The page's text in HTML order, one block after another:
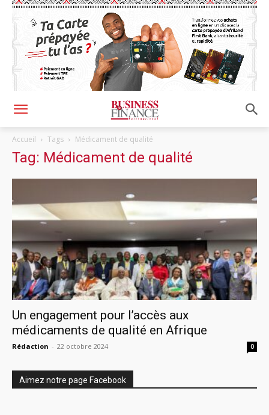
Accueil Tags Médicament de qualité
Tag: Médicament de qualité
Un engagement pour l’accès aux
médicaments de qualité en Afrique
Rédaction - 22 octobre 2024 0
Aimez notre page Facebook